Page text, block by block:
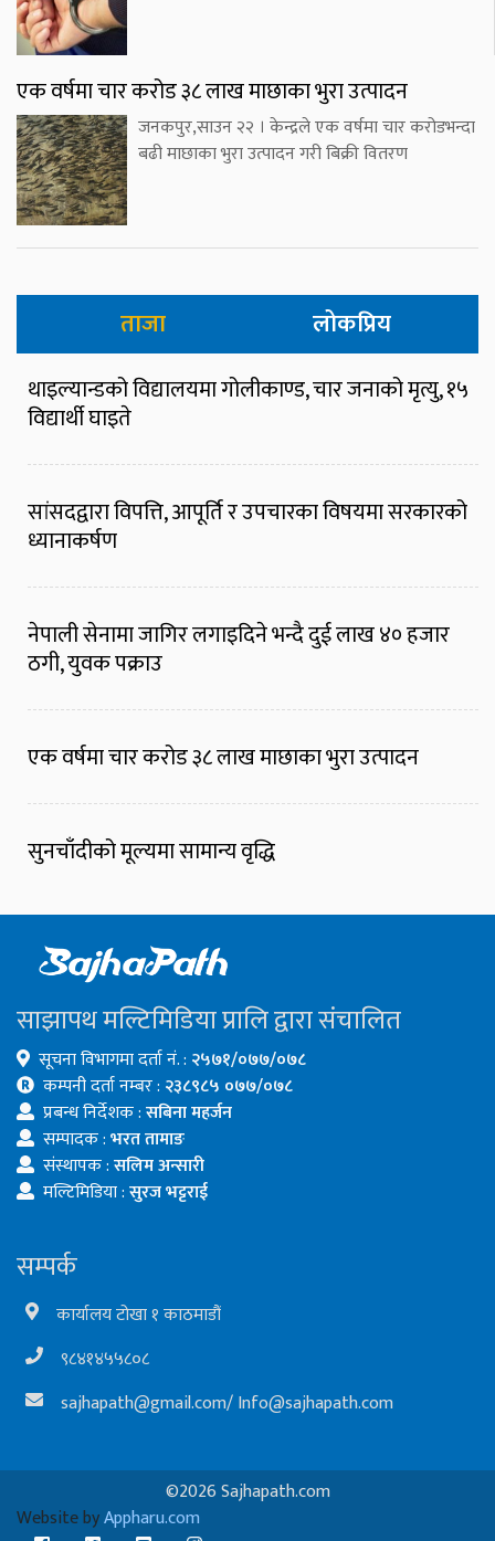
एक वर्षमा चार करोड ३८ लाख माछाका भुरा उत्पादन
जनकपुर,साउन २२ । केन्द्रले एक वर्षमा चार करोडभन्दा
बढी माछाका भुरा उत्पादन गरी बिक्री वितरण
ताजा लोकप्रिय
थाइल्यान्डको विद्यालयमा गोलीकाण्ड, चार जनाको मृत्यु, १५
विद्यार्थी घाइते
सांसदद्वारा विपत्ति, आपूर्ति र उपचारका विषयमा सरकारको
ध्यानाकर्षण
नेपाली सेनामा जागिर लगाइदिने भन्दै दुई लाख ४० हजार
ठगी, युवक पक्राउ
एक वर्षमा चार करोड ३८ लाख माछाका भुरा उत्पादन
सुनचाँदीको मूल्यमा सामान्य वृद्धि
साझापथ मल्टिमिडिया प्रालि द्वारा संचालित
सूचना विभागमा दर्ता नं. : २५७१/०७७/०७८
कम्पनी दर्ता नम्बर : २३८९८५ ०७७/०७८
प्रबन्ध निर्देशक :सबिना महर्जन
सम्पादक :भरत तामाङ
संस्थापक :सलिम अन्सारी
मल्टिमिडिया :सुरज भट्टराई
सम्पर्क
कार्यालय टोखा १ काठमाडौं
९८४१४५५८०८
sajhapath@gmail.com/Info@sajhapath.com
©2026 Sajhapath.com
Website byAppharu.com